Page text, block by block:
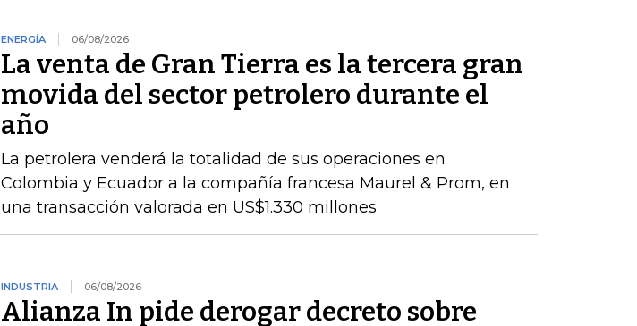
ENERGÍA 06/08/2026
La venta de Gran Tierra es la tercera gran
movida del sector petrolero durante el
año
La petrolera venderá la totalidad de sus operaciones en
Colombia y Ecuador a la compañía francesa Maurel & Prom, en
una transacción valorada en US$1.330 millones
INDUSTRIA 06/08/2026
Alianza In pide derogar decreto sobre